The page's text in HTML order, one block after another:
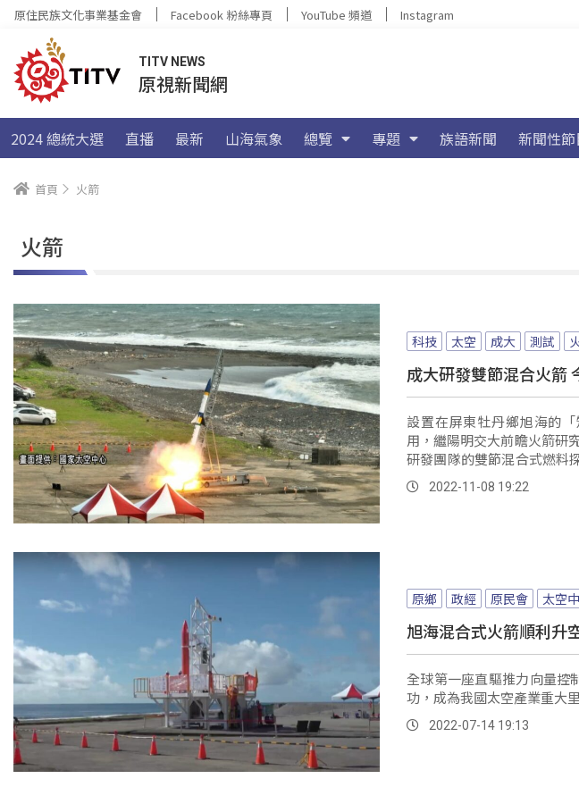
原住民族文化事業基金會 Facebook 粉絲專頁 YouTube 頻道 Instagram
TITV NEWS
原視新聞網
2024 總統大選 直播 最新 山海氣象 總覽 專題 族語新聞 新聞性節
首頁 火箭
火箭
科技 太空 成大 測試
成大研發雙節混合火箭
設置在屏東牡丹鄉旭海的
用，繼陽明交大前瞻火箭研
研發團隊的雙節混合式燃料
早上...。2022-11-08 19:22
原鄉 政經 原民會 太空
旭海混合式火箭順利升
全球第一座直驅推力向量控
功，成為我國太空產業重大
2022-07-14 19:13